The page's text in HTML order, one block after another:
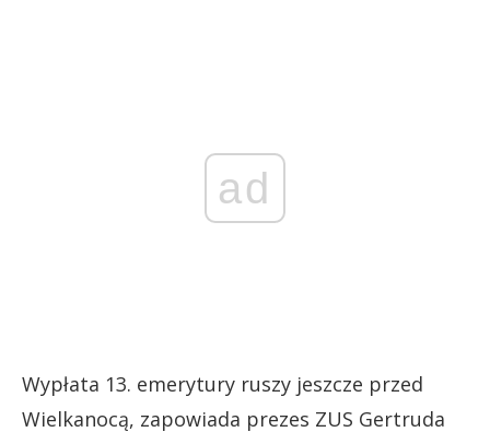
ad
Wypłata 13. emerytury ruszy jeszcze przed
Wielkanocą, zapowiada prezes ZUS Gertruda